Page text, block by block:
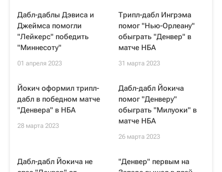
Дабл-даблы Дэвиса и
Джеймса помогли
"Лейкерс" победить
"Миннесоту"
01 апреля 2023
Трипл-дабл Ингрэма
помог "Нью-Орлеану"
обыграть "Денвер" в
матче НБА
31 марта 2023
Йокич оформил трипл-
дабл в победном матче
"Денвера" в НБА
28 марта 2023
Дабл-дабл Йокича
помог "Денверу"
обыграть "Милуоки" в
матче НБА
26 марта 2023
Дабл-дабл Йокича не
"Денвер" первым на